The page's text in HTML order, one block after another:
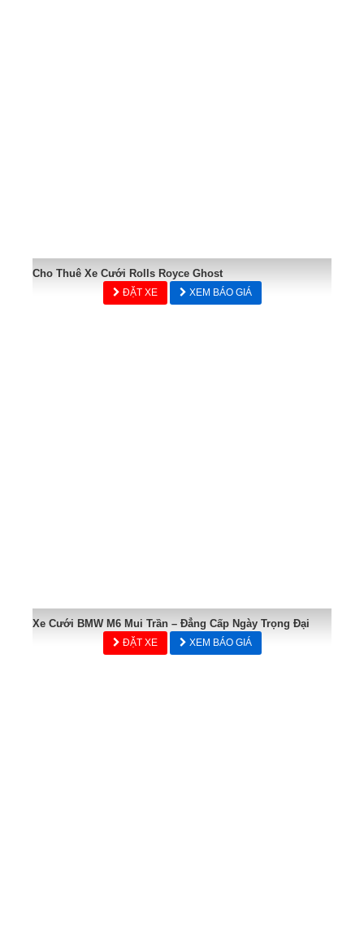
Cho Thuê Xe Cưới Rolls Royce Ghost
ĐẶT XE XEM BÁO GIÁ
Xe Cưới BMW M6 Mui Trần – Đẳng Cấp Ngày Trọng Đại
ĐẶT XE XEM BÁO GIÁ